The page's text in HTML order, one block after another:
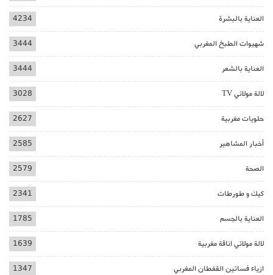
العناية بالبشرة 4234
شهيوات الطبخ المغربي 3444
العناية بالشعر 3444
لالة مولاتي TV 3028
حلويات مغربية 2627
أخبار المشاهير 2585
الصحة 2579
كيك و طورطات 2341
العناية بالجسم 1785
لالة مولاتي اناقة مغربية 1639
ازياء فساتين القفطان المغربي 1347